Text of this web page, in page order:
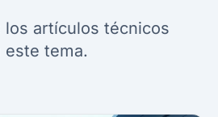
artículos técnicos
este tema.